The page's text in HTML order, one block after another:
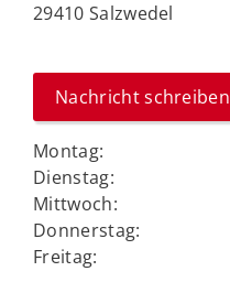
29410 Salzwedel
Nachricht schreiben
Montag:
Dienstag:
Mittwoch:
Donnerstag:
Freitag: